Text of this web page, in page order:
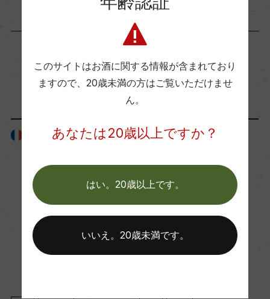
醗酵：瓶内二次醗酵/ステンレスタンク(MLF有)
熟成：ステンレスタンク(90%)及びオーク樽(10%)
熟成6カ月(仏産、600L) デゴルジュマンまでの瓶
熟期間:最低160カ月
年間生産量
4500
栽培面積
平均収量
「生産者」が同じ商品
フランス フランス
このサイトはお酒に関する情報が含まれており
ますので、 20歳未満の方はご覧いただけませ
ん。
あなたは20歳以上ですか？
はい。20歳以上です。
いいえ。20歳未満です。